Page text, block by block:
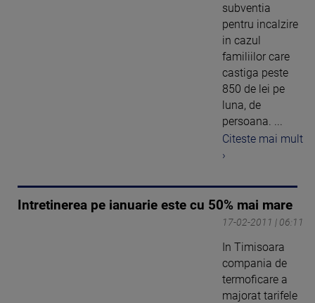
subventia
pentru incalzire
in cazul
familiilor care
castiga peste
850 de lei pe
luna, de
persoana. ...
Citeste mai mult
›
Intretinerea pe ianuarie este cu 50% mai mare
17-02-2011 | 06:11
In Timisoara
compania de
termoficare a
majorat tarifele